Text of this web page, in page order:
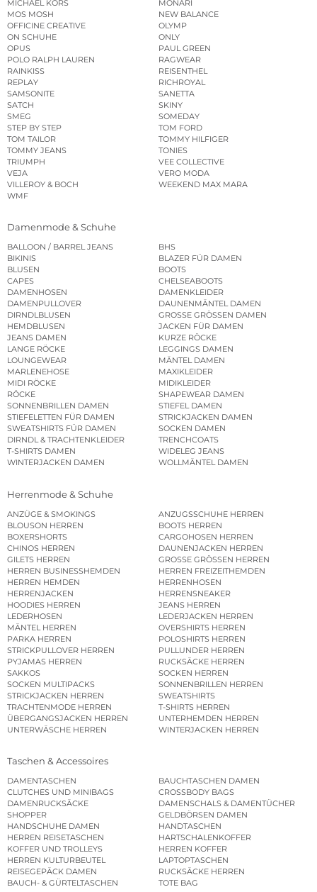
MICHAEL KORS
MONARI
MOS MOSH
NEW BALANCE
OFFICINE CREATIVE
OLYMP
ON SCHUHE
ONLY
OPUS
PAUL GREEN
POLO RALPH LAUREN
RAGWEAR
RAINKISS
REISENTHEL
REPLAY
RICHROYAL
SAMSONITE
SANETTA
SATCH
SKINY
SMEG
SOMEDAY
STEP BY STEP
TOM FORD
TOM TAILOR
TOMMY HILFIGER
TOMMY JEANS
TONIES
TRIUMPH
VEE COLLECTIVE
VEJA
VERO MODA
VILLEROY & BOCH
WEEKEND MAX MARA
WMF
Damenmode & Schuhe
BALLOON / BARREL JEANS
BHS
BIKINIS
BLAZER FÜR DAMEN
BLUSEN
BOOTS
CAPES
CHELSEABOOTS
DAMENHOSEN
DAMENKLEIDER
DAMENPULLOVER
DAUNENMÄNTEL DAMEN
DIRNDLBLUSEN
GROSSE GRÖSSEN DAMEN
HEMDBLUSEN
JACKEN FÜR DAMEN
JEANS DAMEN
KURZE RÖCKE
LANGE RÖCKE
LEGGINGS DAMEN
LOUNGEWEAR
MÄNTEL DAMEN
MARLENEHOSE
MAXIKLEIDER
MIDI RÖCKE
MIDIKLEIDER
RÖCKE
SHAPEWEAR DAMEN
SONNENBRILLEN DAMEN
STIEFEL DAMEN
STIEFELETTEN FÜR DAMEN
STRICKJACKEN DAMEN
SWEATSHIRTS FÜR DAMEN
SOCKEN DAMEN
DIRNDL & TRACHTENKLEIDER
TRENCHCOATS
T-SHIRTS DAMEN
WIDELEG JEANS
WINTERJACKEN DAMEN
WOLLMÄNTEL DAMEN
Herrenmode & Schuhe
ANZÜGE & SMOKINGS
ANZUGSSCHUHE HERREN
BLOUSON HERREN
BOOTS HERREN
BOXERSHORTS
CARGOHOSEN HERREN
CHINOS HERREN
DAUNENJACKEN HERREN
GILETS HERREN
GROSSE GRÖSSEN HERREN
HERREN BUSINESSHEMDEN
HERREN FREIZEITHEMDEN
HERREN HEMDEN
HERRENHOSEN
HERRENJACKEN
HERRENSNEAKER
HOODIES HERREN
JEANS HERREN
LEDERHOSEN
LEDERJACKEN HERREN
MÄNTEL HERREN
OVERSHIRTS HERREN
PARKA HERREN
POLOSHIRTS HERREN
STRICKPULLOVER HERREN
PULLUNDER HERREN
PYJAMAS HERREN
RUCKSÄCKE HERREN
SAKKOS
SOCKEN HERREN
SOCKEN MULTIPACKS
SONNENBRILLEN HERREN
STRICKJACKEN HERREN
SWEATSHIRTS
TRACHTENMODE HERREN
T-SHIRTS HERREN
ÜBERGANGSJACKEN HERREN
UNTERHEMDEN HERREN
UNTERWÄSCHE HERREN
WINTERJACKEN HERREN
Taschen & Accessoires
DAMENTASCHEN
BAUCHTASCHEN DAMEN
CLUTCHES UND MINIBAGS
CROSSBODY BAGS
DAMENRUCKSÄCKE
DAMENSCHALS & DAMENTÜCHER
SHOPPER
GELDBÖRSEN DAMEN
HANDSCHUHE DAMEN
HANDTASCHEN
HERREN REISETASCHEN
HARTSCHALENKOFFER
KOFFER UND TROLLEYS
HERREN KOFFER
HERREN KULTURBEUTEL
LAPTOPTASCHEN
REISEGEPÄCK DAMEN
RUCKSÄCKE HERREN
BAUCH- & GÜRTELTASCHEN
TOTE BAG